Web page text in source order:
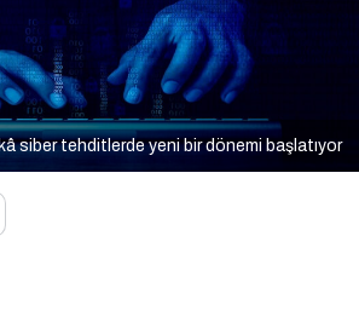
siber tehditlerde yeni bir dönemi başlatıyor